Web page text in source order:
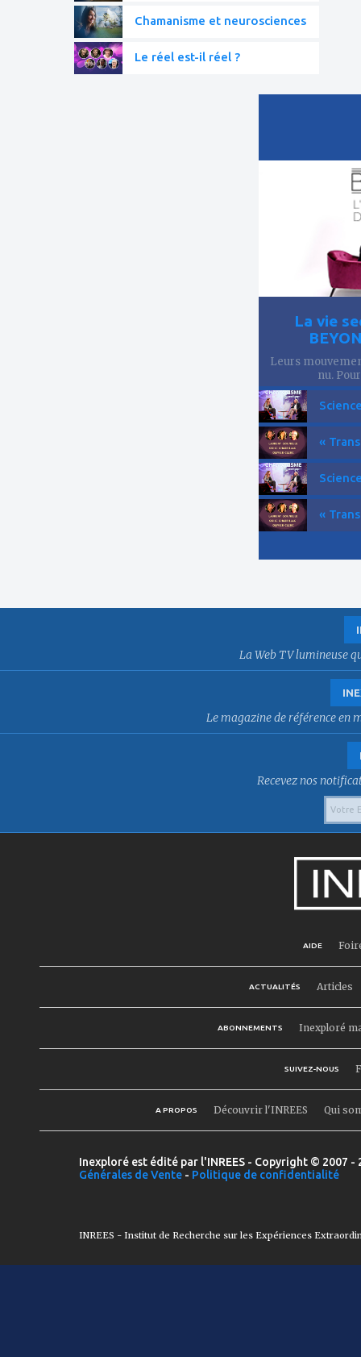
Chamanisme et neurosciences
Le réel est-il réel ?
La vie
Leurs
nu.
«
«
La Web TV lumineuse
Le magazine de référence en
Recevez nos
AIDE
ACTUALITÉS Articles
ABONNEMENTS Inexploré
SUIVEZ-NOUS
A PROPOS Découvrir l'INREES Qui
Inexploré est édité par l'INREES - Copyright © 2007
Générales de Vente - Politique de confidentialité
INREES - Institut de Recherche sur les Expériences